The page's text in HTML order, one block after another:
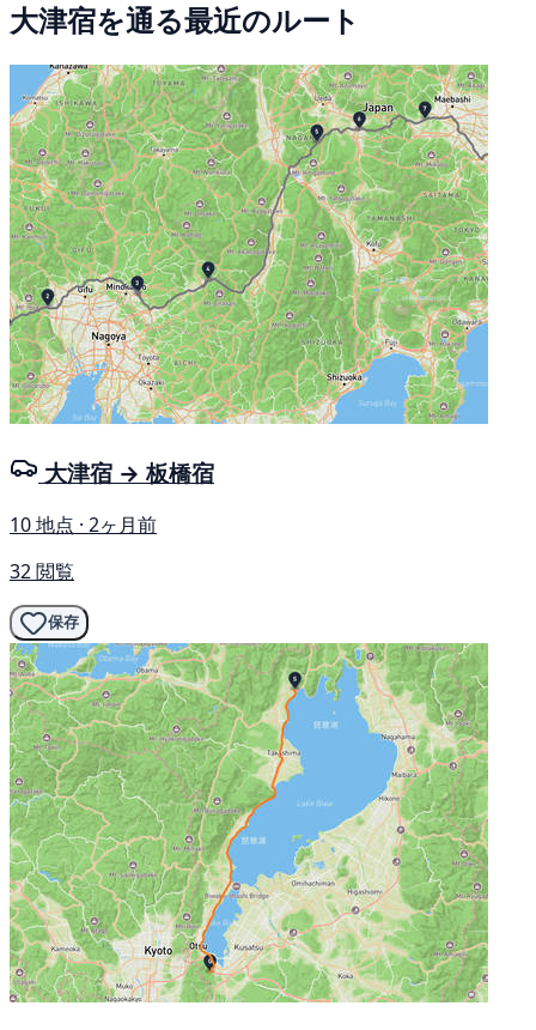
大津宿を通る最近のルート
大津宿 → 板橋宿
10 地点 · 2ヶ月前
32 閲覧
保存